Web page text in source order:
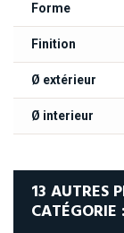
Forme
Finition
Ø extérieur
Ø interieur
13 AUTRES
CATÉGORIE :